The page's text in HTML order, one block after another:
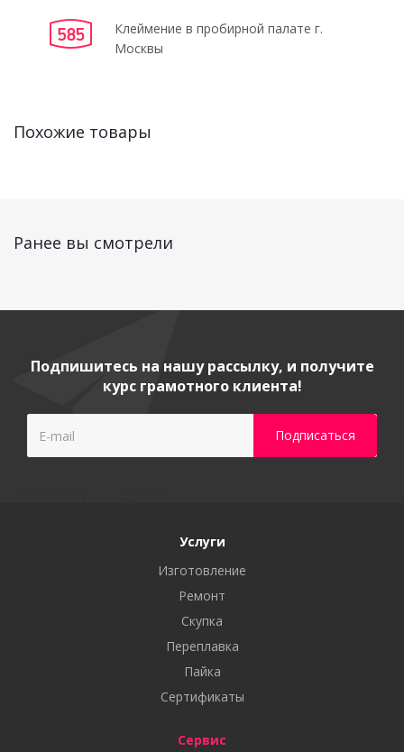
Клеймение в пробирной палате г.
Москвы
Похожие товары
Ранее вы смотрели
Подпишитесь на нашу рассылку, и получите
курс грамотного клиента!
Услуги
Изготовление
Ремонт
Скупка
Переплавка
Пайка
Сертификаты
Сервис